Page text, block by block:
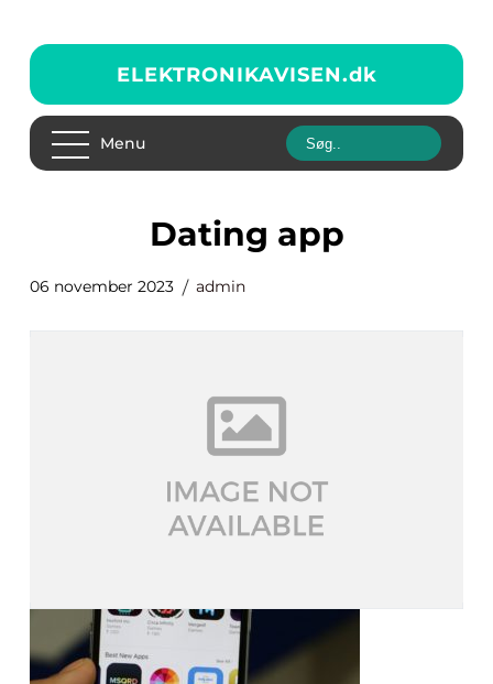
ELEKTRONIKAVISEN.dk
Menu
dating app
06 november 2023 admin